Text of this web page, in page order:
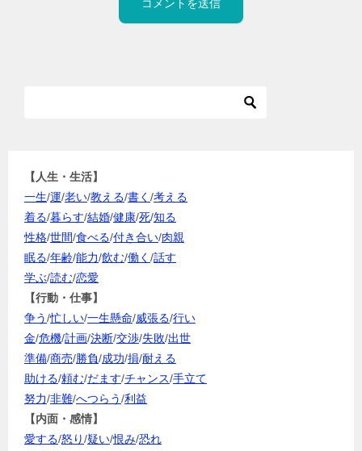
【人生・生活】
一生/運/老い/教える/書く /考える
着る/暮らす/結婚/健康/死/知る
性格/世間/食べる/付き合い/肉親
眠る/年齢/能力/飲む/働く /話す
学ぶ/読む/恋愛
【行動・仕事】
争う/忙しい/一生懸命/威張る/行い
金/危機/計画/決断/交渉/失敗/出世
準備/商売/勝負/成功/損/耐える
助ける/頼む/だます/チャンス/手立て
努力/非難/へつらう/利益
【内面・感情】
愛する/怒り/疑い/恨み/恐れ